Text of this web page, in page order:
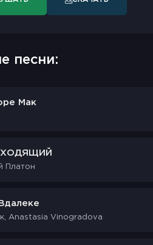
песни:
Мак
Платон
Anastasia Vinogradova